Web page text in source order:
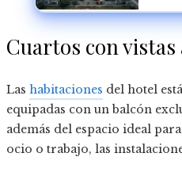
Cuartos con
Las habitaciones del hotel
equipadas con un balcón
además del espacio ideal
ocio o trabajo, las